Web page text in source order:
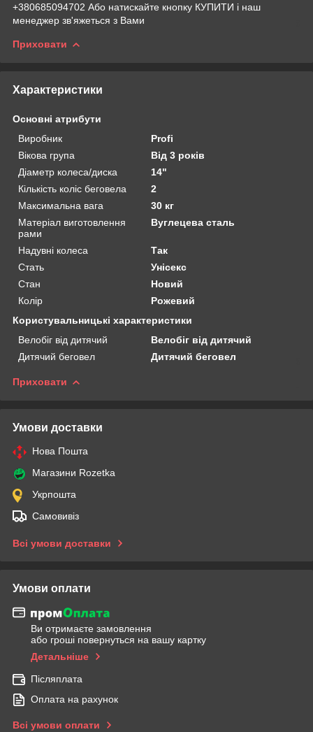
+380685094702 Або натискайте кнопку КУПИТИ і наш
менеджер зв'яжеться з Вами
Приховати
Характеристики
Основні атрибути
Виробник
Profi
Вікова група
Від 3 років
Діаметр колеса/диска
14"
Кількість коліс беговела
2
Максимальна вага
30 кг
Матеріал виготовлення
рами
Вуглецева сталь
Надувні колеса
Так
Стать
Унісекс
Стан
Новий
Колір
Рожевий
Користувальницькі характеристики
Велобіг від дитячий
Велобіг від дитячий
Дитячий беговел
Дитячий беговел
Приховати
Умови доставки
Нова Пошта
Магазини Rozetka
Укрпошта
Самовивіз
Всі умови доставки
Умови оплати
Ви отримаєте замовлення
або гроші повернуться на вашу картку
Детальніше
Післяплата
Оплата на рахунок
Всі умови оплати